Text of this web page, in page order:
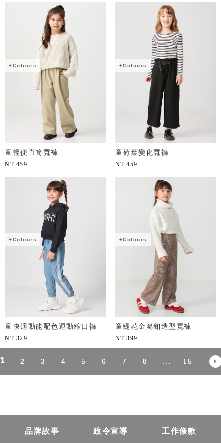
+Colours
童輕便直筒寬褲
NT. 459
+Colours
童荷葉變化寬褲
NT. 459
+Colours
童快適動能配色運動縮口褲
NT. 329
+Colours
童緹花金屬釦造型寬褲
NT. 399
1 2 3 4 5 6 7 8 ... 15
品牌故事 政令宣導 工作條款